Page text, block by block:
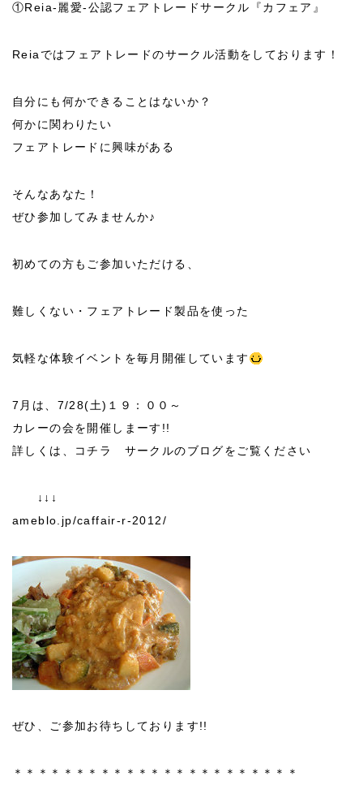
①Reia‐麗愛‐公認フェアトレードサークル『カフェア』
Reiaではフェアトレードのサークル活動をしております！
自分にも何かできることはないか？
何かに関わりたい
フェアトレードに興味がある
そんなあなた！
ぜひ参加してみませんか♪
初めての方もご参加いただける、
難しくない・フェアトレード製品を使った
気軽な体験イベントを毎月開催しています
7月は、7/28(土)１９：００～
カレーの会を開催しまーす!!
詳しくは、コチラ サークルのブログをご覧ください
↓↓↓
ameblo.jp/caffair-r-2012/
ぜひ、ご参加お待ちしております!!
＊＊＊＊＊＊＊＊＊＊＊＊＊＊＊＊＊＊＊＊＊＊＊